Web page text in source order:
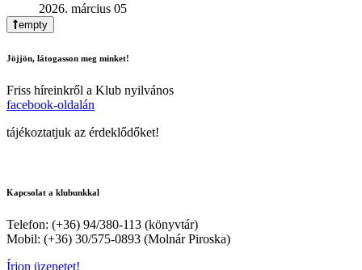
2026. március 05
empty
Jöjjön, látogasson meg minket!
Friss híreinkről a Klub nyilvános
facebook-oldalán
tájékoztatjuk az érdeklődőket!
Kapcsolat a klubunkkal
Telefon: (+36) 94/380-113 (könyvtár)
Mobil: (+36) 30/575-0893 (Molnár Piroska)
Írjon üzenetet!